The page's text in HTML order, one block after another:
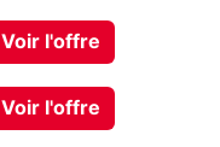
Voir l'offre
Voir l'offre